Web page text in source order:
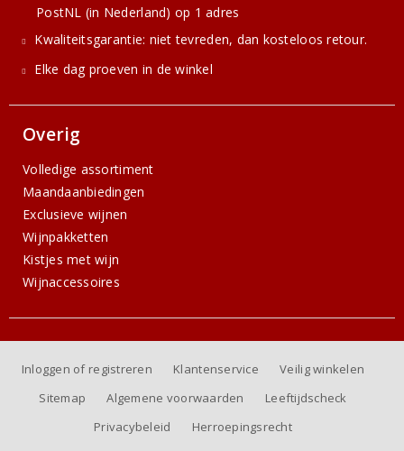
PostNL (in Nederland) op 1 adres
Kwaliteitsgarantie: niet tevreden, dan kosteloos retour.
Elke dag proeven in de winkel
Overig
Volledige assortiment
Maandaanbiedingen
Exclusieve wijnen
Wijnpakketten
Kistjes met wijn
Wijnaccessoires
Inloggen of registreren Klantenservice
Veilig winkelen
Sitemap
Algemene voorwaarden
Leeftijdscheck
Privacybeleid
Herroepingsrecht